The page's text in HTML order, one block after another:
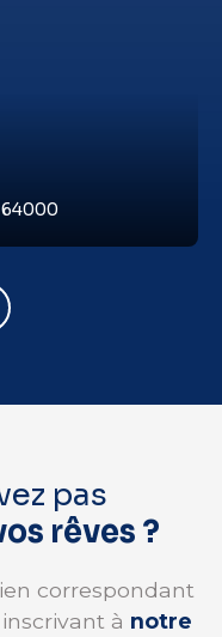
64000
pas
rêves ?
correspondant
à notre